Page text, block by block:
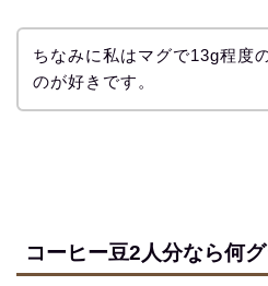
ちなみに私はマグで13g程度
のが好きです。
コーヒー豆2人分なら何グ